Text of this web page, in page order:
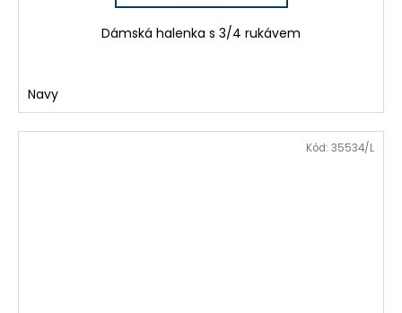
Dámská halenka s 3/4 rukávem
Navy
Kód: 35534/L